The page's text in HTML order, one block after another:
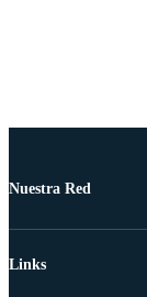
Nuestra Red
Links